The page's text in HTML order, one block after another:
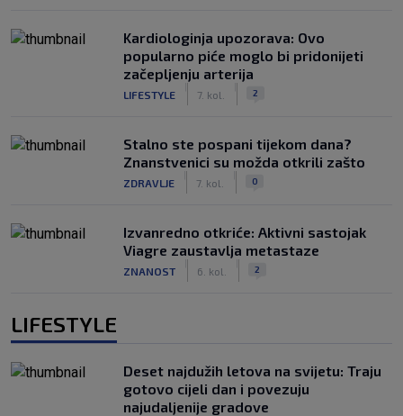
Kardiologinja upozorava: Ovo
popularno piće moglo bi pridonijeti
začepljenju arterija
LIFESTYLE 7. kol. 2
Stalno ste pospani tijekom dana?
Znanstvenici su možda otkrili zašto
ZDRAVLJE 7. kol. 0
Izvanredno otkriće: Aktivni sastojak
Viagre zaustavlja metastaze
ZNANOST 6. kol. 2
LIFESTYLE
Deset najdužih letova na svijetu: Traju
gotovo cijeli dan i povezuju
najudaljenije gradove